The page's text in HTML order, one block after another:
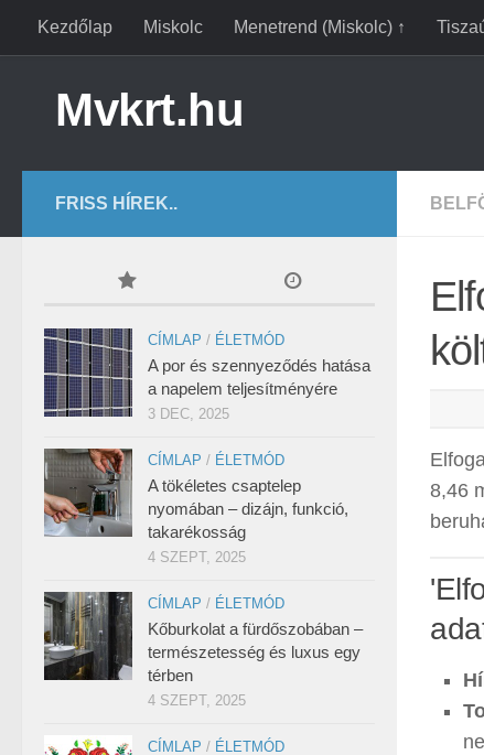
Kezdőlap Miskolc Menetrend (Miskolc) ↑
Mvkrt.hu
8,46
FRISS HÍREK..
CÍMLAP / ÉLETMÓD
A por és szennyeződés hatása
a napelem teljesítményére
3 DEC, 2025
CÍMLAP / ÉLETMÓD
A tökéletes csaptelep
nyomában – dizájn, funkció,
takarékosság
4 SZEPT, 2025
CÍMLAP / ÉLETMÓD
Kőburkolat a fürdőszobában –
természetesség és luxus egy
térben
4 SZEPT, 2025
CÍMLAP / ÉLETMÓD